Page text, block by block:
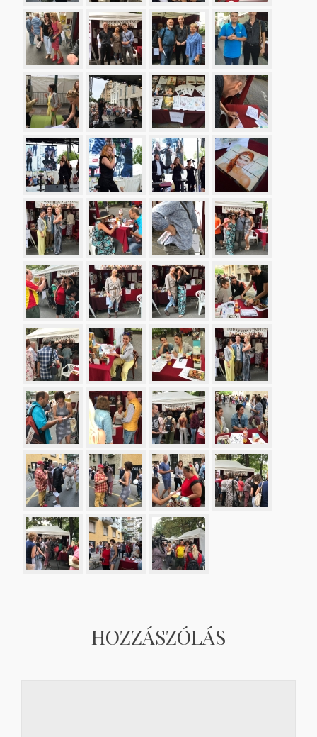
HOZZÁSZÓLÁS